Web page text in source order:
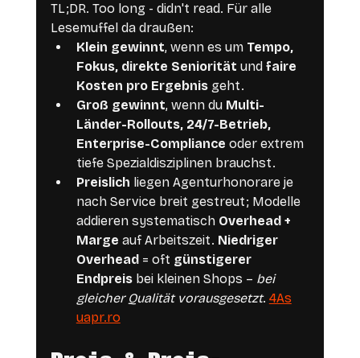
TL;DR. Too long - didn't read. Für alle
Lesemuffel da draußen:
Klein gewinnt, wenn es um Tempo,
Fokus, direkte Seniorität und faire
Kosten pro Ergebnis geht.
Groß gewinnt, wenn du Multi-
Länder-Rollouts, 24/7-Betrieb,
Enterprise-Compliance oder extrem
tiefe Spezialdisziplinen brauchst.
Preislich liegen Agenturhonorare je
nach Service breit gestreut; Modelle
addieren systematisch Overhead +
Marge auf Arbeitszeit. Niedriger
Overhead = oft günstigerer
Endpreis bei kleinen Shops – bei
gleicher Qualität vorausgesetzt. 4As
uapr.ro